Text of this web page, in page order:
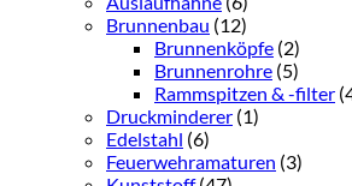
Brunnenbau (12)
Brunnenköpfe (2)
Brunnenrohre (5)
Rammspitzen & -filter
Druckminderer (1)
Edelstahl (6)
Feuerwehramaturen (3)